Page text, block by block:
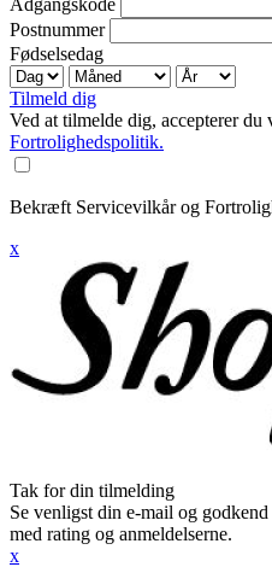
Adgangskode
Postnummer
Fødselsedag
Tilmeld dig
Ved at tilmelde dig, accepterer du
Fortrolighedspolitik.
Bekræft Servicevilkår og
x
Tak for din tilmelding
Se venligst din e-mail og
med rating og anmeldelserne.
x